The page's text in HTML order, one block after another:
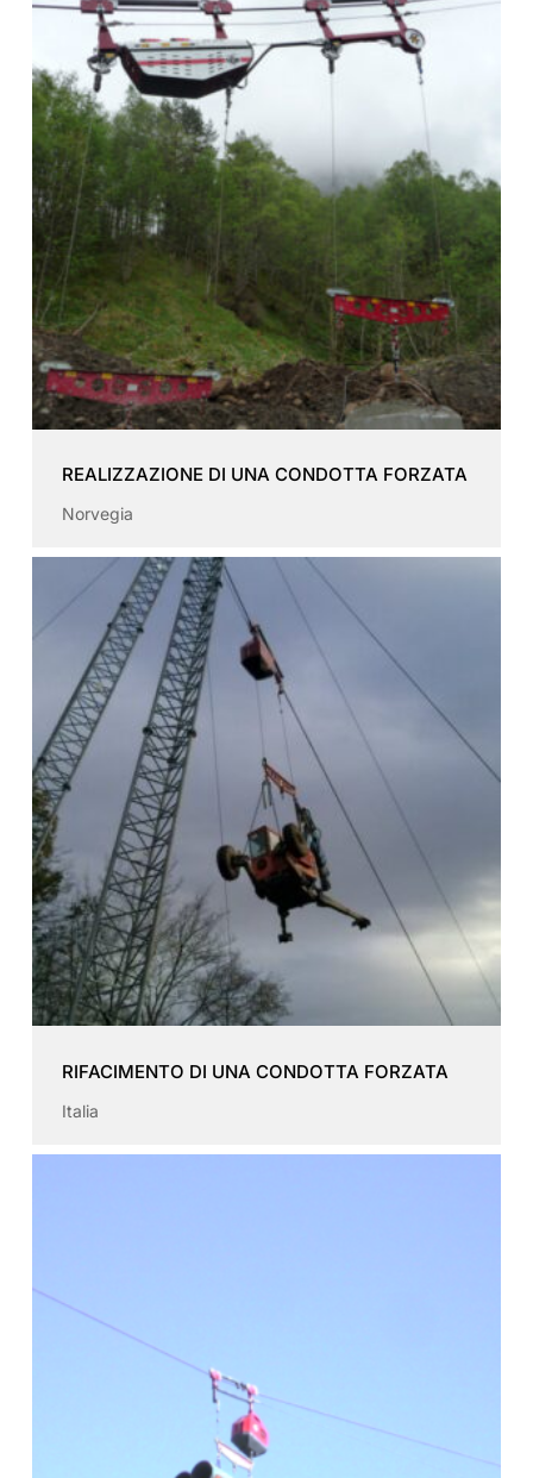
REALIZZAZIONE DI UNA CONDOTTA FORZATA
Norvegia
RIFACIMENTO DI UNA CONDOTTA FORZATA
Italia